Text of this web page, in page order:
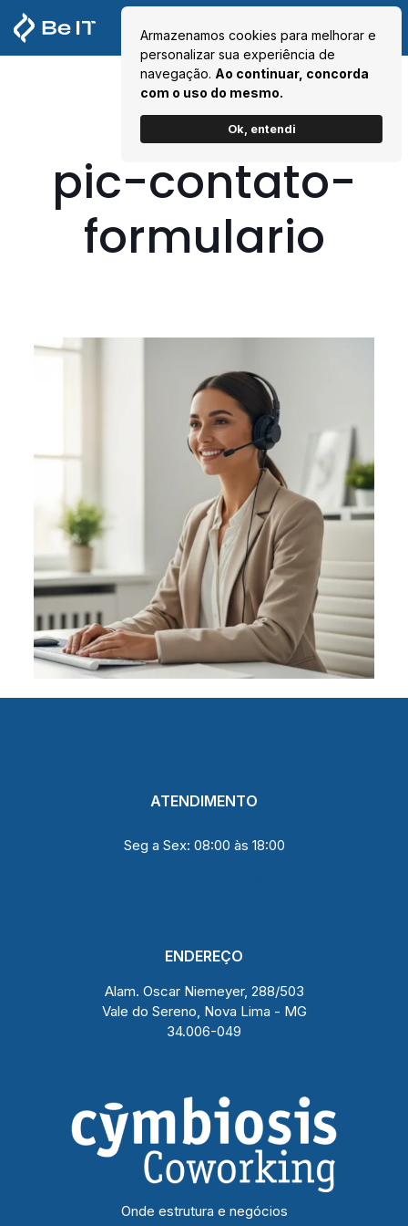
Armazenamos cookies para melhorar e
personalizar sua experiência de
navegação. Ao continuar, concorda
com o uso do mesmo.
Ok, entendi
pic-contato-
formulario
ATENDIMENTO
Seg a Sex: 08:00 às 18:00
ENDEREÇO
Alam. Oscar Niemeyer, 288/503
Vale do Sereno, Nova Lima - MG
34.006-049
Onde estrutura e negócios